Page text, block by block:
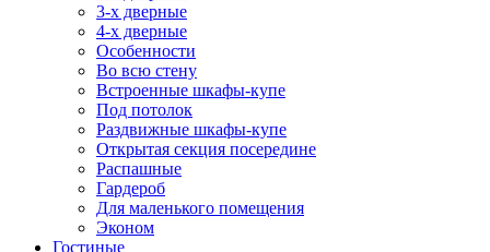
3-х дверные
4-х дверные
Особенности
Во всю стену
Встроенные шкафы-купе
Под потолок
Раздвижные шкафы-купе
Открытая секция посередине
Распашные
Гардероб
Для маленького помещения
Эконом
Гостиные